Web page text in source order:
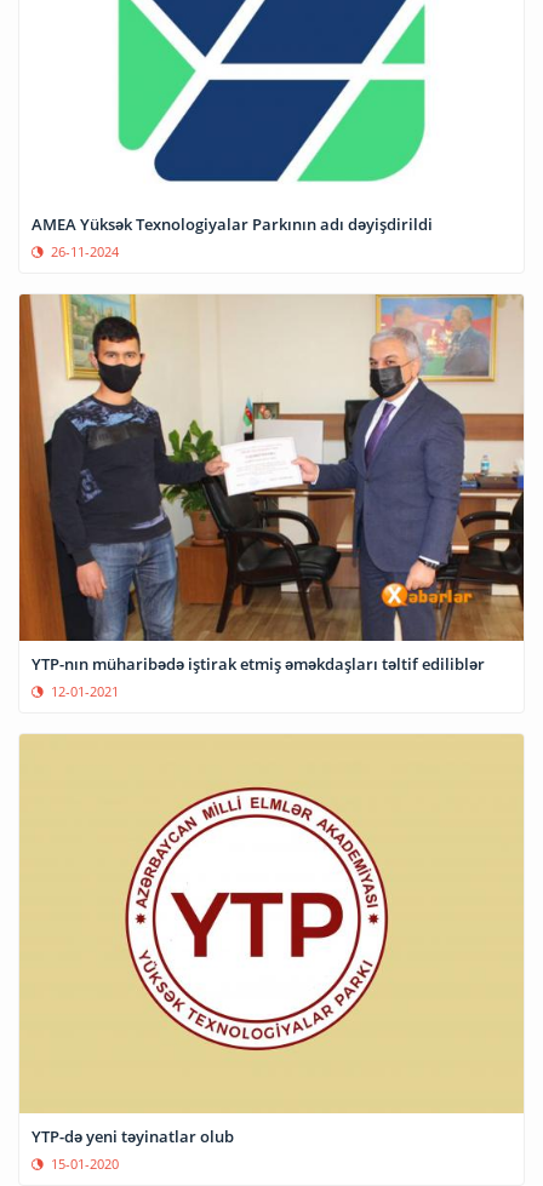
AMEA Yüksək Texnologiyalar Parkının adı dəyişdirildi
26-11-2024
YTP-nın müharibədə iştirak etmiş əməkdaşları təltif ediliblər
12-01-2021
YTP-də yeni təyinatlar olub
15-01-2020